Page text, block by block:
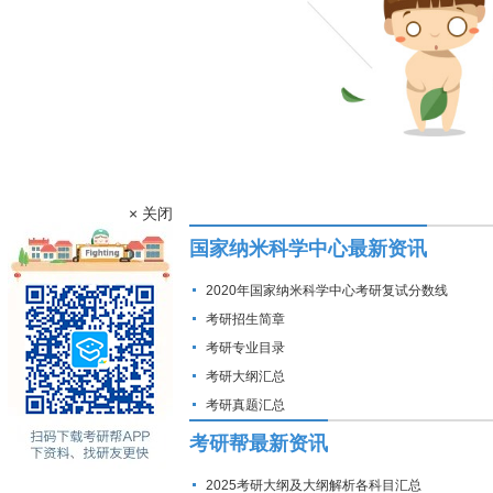
国家纳米科学中心最新资讯
2020年国家纳米科学中心考研复试分数线
考研招生简章
考研专业目录
考研大纲汇总
考研真题汇总
考研帮最新资讯
2025考研大纲及大纲解析各科目汇总
× 关闭